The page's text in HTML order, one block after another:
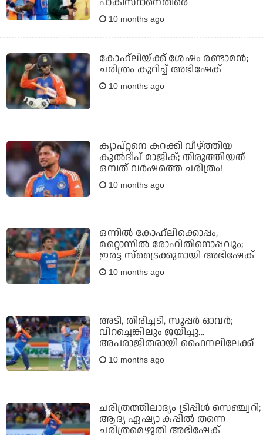
10 months ago
കോഹ്‌ലിയ്ക്ക് ശേഷം രണ്ടാമന്‍;
ചരിത്രം കുറിച്ച് അഭിഷേക്
10 months ago
ക്യാപ്റ്റനെ കറക്കി വീഴ്ത്തിയ
കുല്‍ദീപ് മാജിക്; തിരുത്തിയത്
ഒമ്പത് വര്‍ഷത്തെ ചരിത്രം!
10 months ago
ഒന്നില്‍ കോഹ്‌ലിക്കൊപ്പം,
മറ്റൊന്നില്‍ രോഹിതിനൊപ്പവും;
ഇരട്ട സ്‌ട്രൈക്കുമായി അഭിഷേക്
10 months ago
അടി, തിരിച്ചടി, സൂപ്പര്‍ ഓവര്‍;
വിറച്ചെങ്കിലും ജയിച്ചു...
അപരാജിതരായി ഫൈനലിലേക്ക്
10 months ago
ചരിത്രത്തിലാദ്യം ട്രിപ്പിള്‍ സെഞ്ച്വറി;
ആദ്യ ഏഷ്യാ കപ്പില്‍ തന്നെ
ചരിത്രമെഴുതി അഭിഷേക്